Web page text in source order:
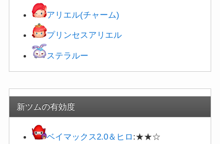
アリエル(チャーム)
プリンセスアリエル
ステラルー
新ツムの有効度
ベイマックス2.0＆ヒロ :★★☆